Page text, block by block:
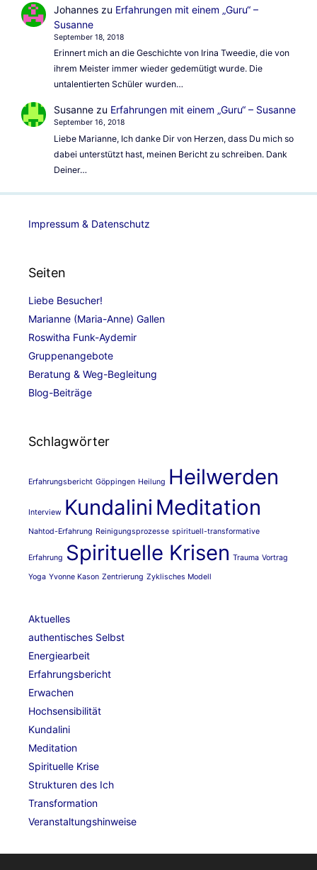
Johanneszu Erfahrungen mit einem „Guru“ –
Susanne
September 18, 2018
Erinnert mich an die Geschichte von Irina Tweedie, die von
ihrem Meister immer wieder gedemütigt wurde. Die
untalentierten Schüler wurden…
Susannezu Erfahrungen mit einem „Guru“ – Susanne
September 16, 2018
Liebe Marianne, Ich danke Dir von Herzen, dass Du mich so
dabei unterstützt hast, meinen Bericht zu schreiben. Dank
Deiner…
Impressum & Datenschutz
Seiten
Liebe Besucher!
Marianne (Maria-Anne) Gallen
Roswitha Funk-Aydemir
Gruppenangebote
Beratung & Weg-Begleitung
Blog-Beiträge
Schlagwörter
Erfahrungsbericht Göppingen Heilung Heilwerden
Interview Kundalini Meditation
Nahtod-Erfahrung Reinigungsprozesse spirituell-transformative
Erfahrung Spirituelle Krisen Trauma Vortrag
Yoga Yvonne Kason Zentrierung Zyklisches Modell
Aktuelles
authentisches Selbst
Energiearbeit
Erfahrungsbericht
Erwachen
Hochsensibilität
Kundalini
Meditation
Spirituelle Krise
Strukturen des Ich
Transformation
Veranstaltungshinweise